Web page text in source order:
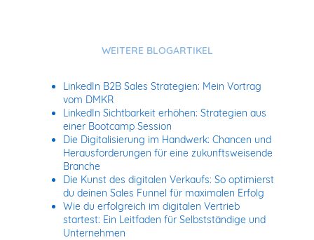
WEITERE BLOGARTIKEL
LinkedIn B2B Sales Strategien: Mein Vortrag
vom DMKR
LinkedIn Sichtbarkeit erhöhen: Strategien aus
einer Bootcamp Session
Die Digitalisierung im Handwerk: Chancen und
Herausforderungen für eine zukunftsweisende
Branche
Die Kunst des digitalen Verkaufs: So optimierst
du deinen Sales Funnel für maximalen Erfolg
Wie du erfolgreich im digitalen Vertrieb
startest: Ein Leitfaden für Selbstständige und
Unternehmen